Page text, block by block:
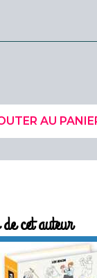
AU
cet auteur